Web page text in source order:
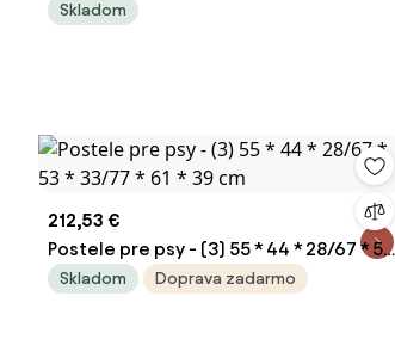
Skladom
212,53 €
Postele pre psy - (3) 55 * 44 * 28/67 * 53
* 33/77 * 61 * 39 cm
Skladom Doprava zadarmo